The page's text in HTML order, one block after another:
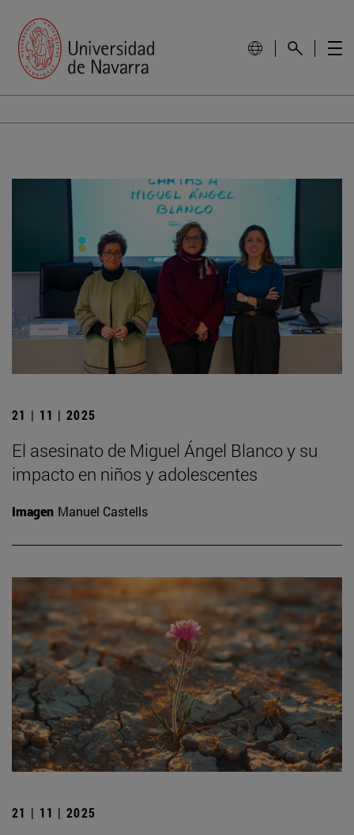
21 | 11 | 2025
El asesinato de Miguel Ángel Blanco y su
impacto en niños y adolescentes
Imagen Manuel Castells
21 | 11 | 2025